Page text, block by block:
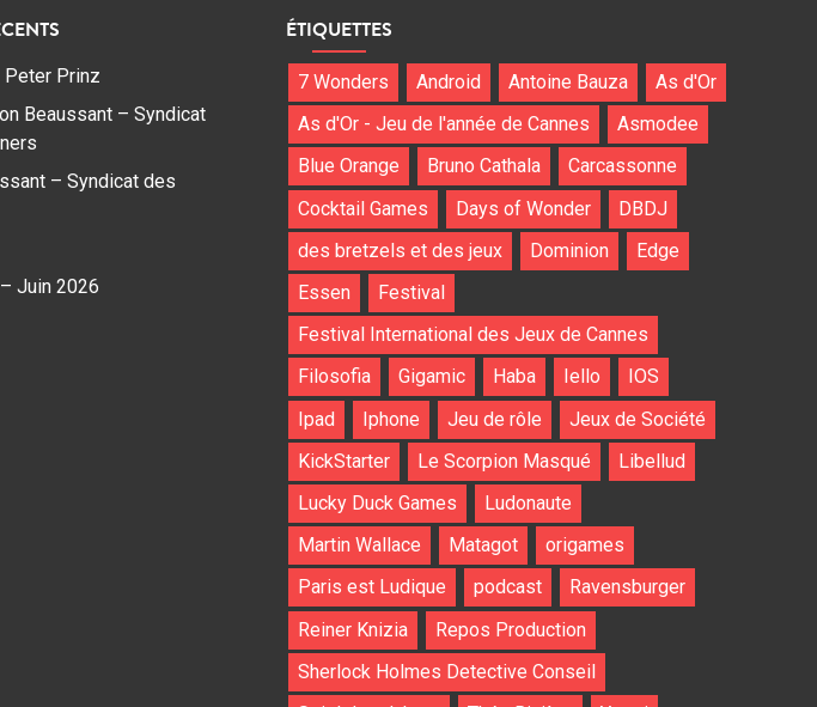
Prinz
Beaussant – Syndicat
– Syndicat des
Juin 2026
ÉTIQUETTES
7 Wonders Android Antoine Bauza
As d'Or
As d'Or - Jeu de l'année de Cannes
Asmodee
Blue Orange
Bruno Cathala
Carcassonne
Cocktail Games
Days of Wonder
DBDJ
des bretzels et des jeux
Dominion
Edge
Essen
Festival
Festival International des Jeux de Cannes
Filosofia
Gigamic Haba Iello
IOS
Ipad
Iphone Jeu de rôle
Jeux de Société
KickStarter
Le Scorpion Masqué
Libellud
Lucky Duck Games
Ludonaute
Martin Wallace
Matagot
origames
Paris est Ludique
podcast
Ravensburger
Reiner Knizia
Repos Production
Sherlock Holmes Detective Conseil